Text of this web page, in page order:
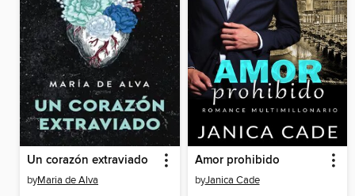
Un corazón extraviado
byMaria de Alva
Amor prohibido
byJanica Cade